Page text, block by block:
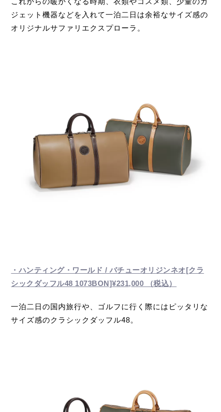
ジェット機器などを入れて一泊二日は余裕なサイズ感の
オリジナルサファリエクスプローラ。
・ハンティング・ワールド / バチューオリジンネオ[クラ
シックダッフル48 1073BON]¥231,000 （税込）
一泊二日の国内旅行や、ゴルフに行く際にはピッタリな
サイズ感のクラシックダッフル48。